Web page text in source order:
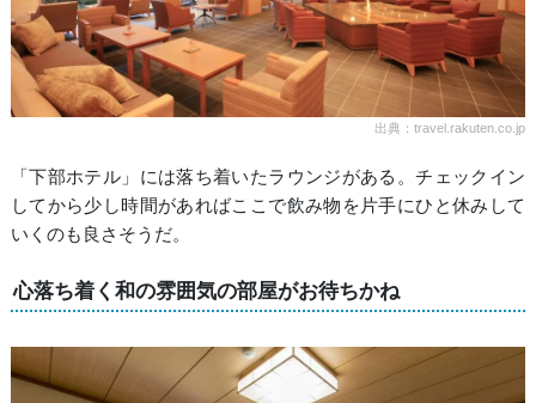
出典：travel.rakuten.co.jp
「下部ホテル」には落ち着いたラウンジがある。チェックイン
してから少し時間があればここで飲み物を片手にひと休みして
いくのも良さそうだ。
心落ち着く和の雰囲気の部屋がお待ちかね